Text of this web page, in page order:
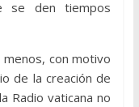
se den tiempos
menos, con motivo
de la creación de
Radio vaticana no